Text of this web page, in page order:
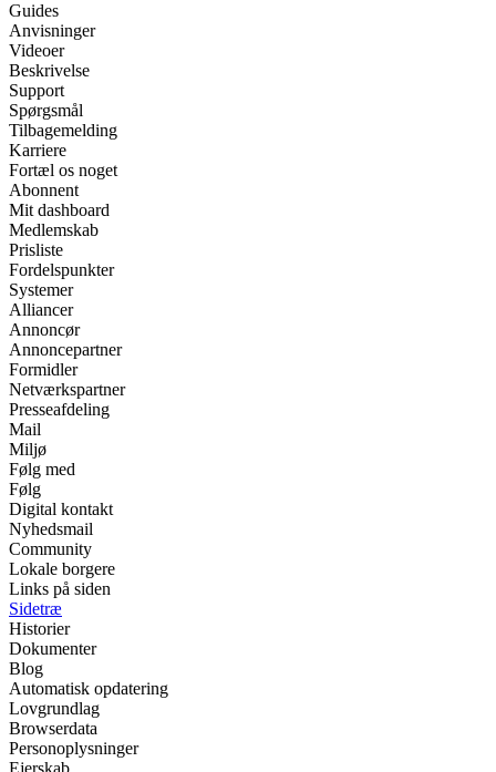
Guides
Anvisninger
Videoer
Beskrivelse
Support
Spørgsmål
Tilbagemelding
Karriere
Fortæl os noget
Abonnent
Mit dashboard
Medlemskab
Prisliste
Fordelspunkter
Systemer
Alliancer
Annoncør
Annoncepartner
Formidler
Netværkspartner
Presseafdeling
Mail
Miljø
Følg med
Følg
Digital kontakt
Nyhedsmail
Community
Lokale borgere
Links på siden
Sidetræ
Historier
Dokumenter
Blog
Automatisk opdatering
Lovgrundlag
Browserdata
Personoplysninger